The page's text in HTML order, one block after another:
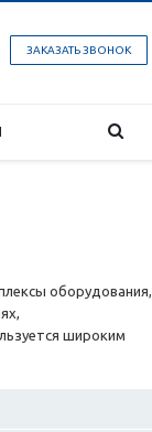
ЗАКАЗАТЬ ЗВОНОК
оборудования,
широким